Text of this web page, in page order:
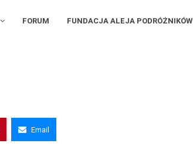
FORUM FUNDACJA ALEJA PODRÓŻNIKÓW
Email